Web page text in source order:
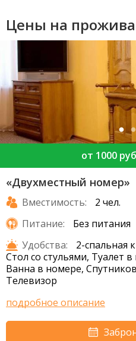
Цены на
от 1000
«Двухместный номер»
Вместимость:
2 чел.
Питание:
Без питания
Удобства:
2-спальная
Стол со стульями, Туалет
Ванна в номере,
Телевизор
подробное описание